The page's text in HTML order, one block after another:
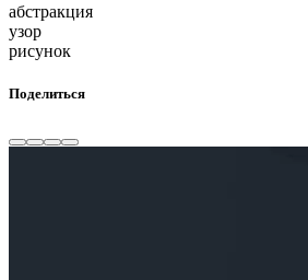
абстракция
узор
рисунок
Поделиться